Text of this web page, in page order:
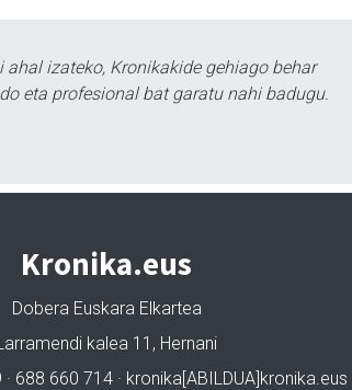
izateko, Kronikakide gehiago behar
eta profesional bat garatu nahi badugu.
Kronika.eus
Dobera Euskara Elkartea
kalea 11, Hernani
688 660 714 · kronika[ABILDUA]kronika.eus